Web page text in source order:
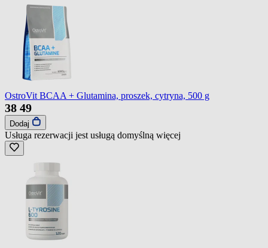
OstroVit BCAA + Glutamina, proszek, cytryna, 500 g
38 49
Dodaj
Usługa rezerwacji jest usługą domyślną więcej